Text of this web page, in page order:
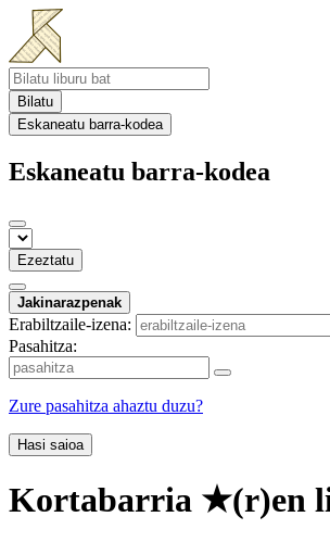
Bilatu
Eskaneatu barra-kodea
Eskaneatu barra-kodea
Ezeztatu
Jakinarazpenak
Erabiltzaile-izena:
Pasahitza:
Zure pasahitza ahaztu duzu?
Hasi saioa
Kortabarria ★(r)en